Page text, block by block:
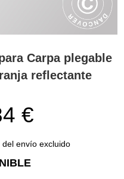
Carpa plegable
reflectante
€
del envío excluido